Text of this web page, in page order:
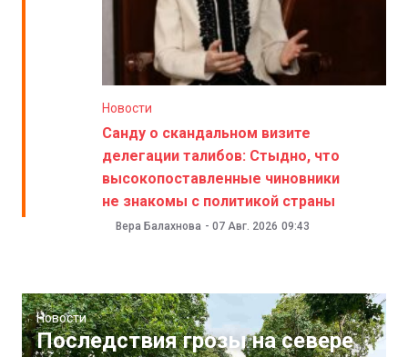
Новости
Санду о скандальном визите
делегации талибов: Стыдно, что
высокопоставленные чиновники
не знакомы с политикой страны
Вера Балахнова - 07 Авг. 2026 09:43
Новости
Последствия грозы на севере